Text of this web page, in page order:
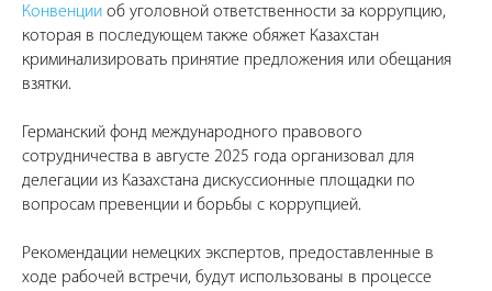
Конвенции об уголовной ответственности за коррупцию,
которая в последующем также обяжет Казахстан
криминализировать принятие предложения или обещания
взятки.
Германский фонд международного правового
сотрудничества в августе 2025 года организовал для
делегации из Казахстана дискуссионные площадки по
вопросам превенции и борьбы с коррупцией.
Рекомендации немецких экспертов, предоставленные в
ходе рабочей встречи, будут использованы в процессе